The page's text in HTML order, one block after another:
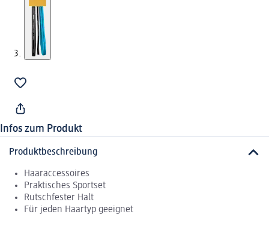
Infos zum Produkt
Produktbeschreibung
Haaraccessoires
Praktisches Sportset
Rutschfester Halt
Für jeden Haartyp geeignet